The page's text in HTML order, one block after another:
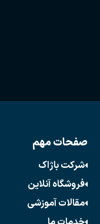
صفحات مهم
شرکت باژاک
فروشگاه آنلاین
مقالات آموزشی